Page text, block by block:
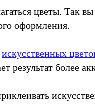
цветы. Так
оформления.
искусственных
результат более